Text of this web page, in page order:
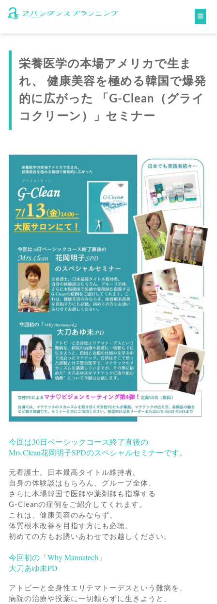
栄養医学の本場アメリカで生ま
れ、 健康美容を極める韓国で爆発
的に広がった 「G-Clean（グライ
コクリーン）」セミナー
今回は30日ベーシックコース終了直後の
Mrs.Clean花岡明子SPDのスペシャルセミナーです。
元看護士。日本最高タイトル維持者。
自身の体験談はもちろん、グループ全体、
さらに本場韓国で医師や薬剤師も指導する
G-Cleanの症例をご紹介してくれます。
これは、健康美容のみならず、
体質根本改善を目指す方にも必聴。
初めての方もお誘いあわせでお越しください。
今回初の「Why Mannatech」
大刀あゆ未PD
アトピーと全身性エリテマトーデスという難病を、
病院の治療や投薬に一切頼らずに生きようと、